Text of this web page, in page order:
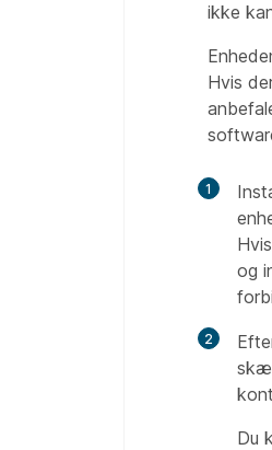
ikke
Hvis
1
og
2
Du